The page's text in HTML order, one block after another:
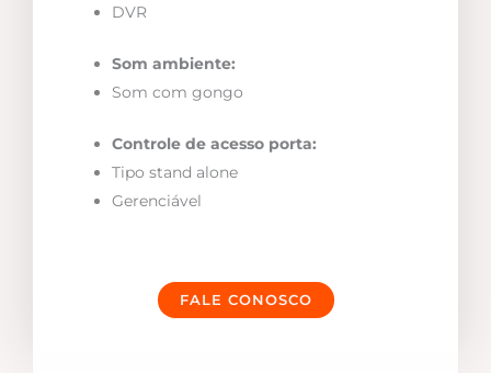
DVR
Som ambiente:
Som com gongo
Controle de acesso porta:
Tipo stand alone
Gerenciável
FALE CONOSCO